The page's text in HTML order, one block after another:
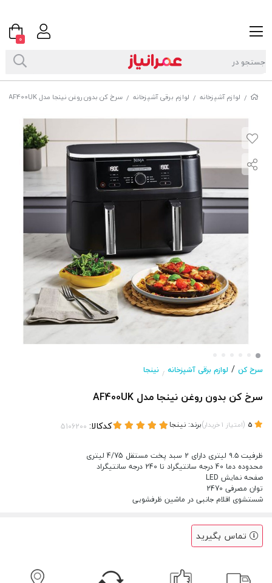
/ لوازم آشپزخانه / لوازم برقی آشپزخانه / سرخ کن بدون روغن نینجا مدل AF400UK
سرخ کن / لوازم برقی آشپزخانه / نینجا
سرخ کن بدون روغن نینجا مدل AF400UK
(امتیاز 1خریدار)برند: نینجا کدکالا:
ظرفیت ۹.۵ لیتری دارای 2 سبد پخت مستقل 4/75 لیتری
محدوده دما 40 درجه سانتیگراد تا 240 درجه سانتیگراد
صفحه نمایش LED
توان مصرفی 2470
شستشوی اقلام جانبی در ماشین ظرفشویی
تماس بگیرید
0